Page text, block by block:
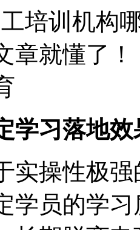
学习落地效
实操性极
学员的学